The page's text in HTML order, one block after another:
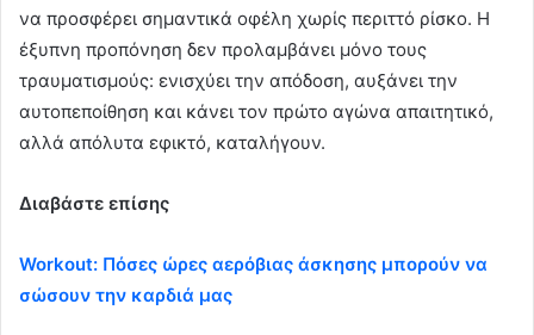
να προσφέρει σημαντικά οφέλη χωρίς περιττό ρίσκο. Η
έξυπνη προπόνηση δεν προλαμβάνει μόνο τους
τραυματισμούς: ενισχύει την απόδοση, αυξάνει την
αυτοπεποίθηση και κάνει τον πρώτο αγώνα απαιτητικό,
αλλά απόλυτα εφικτό, καταλήγουν.
Διαβάστε επίσης
Workout: Πόσες ώρες αερόβιας άσκησης μπορούν να
σώσουν την καρδιά μας